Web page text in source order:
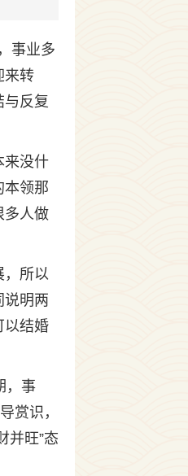
事业多
来转
反复
来没什
本领那
多人做
，所以
说明两
以结婚
，事
赏识，
并旺”态